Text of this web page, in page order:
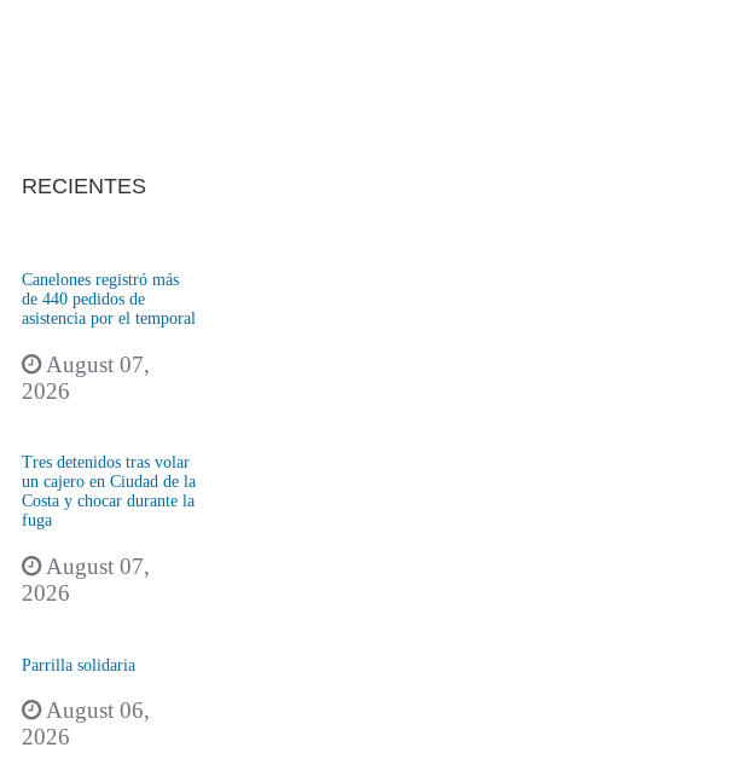
RECIENTES
Canelones registró más
de 440 pedidos de
asistencia por el temporal
August 07,
2026
Tres detenidos tras volar
un cajero en Ciudad de la
Costa y chocar durante la
fuga
August 07,
2026
Parrilla solidaria
August 06,
2026